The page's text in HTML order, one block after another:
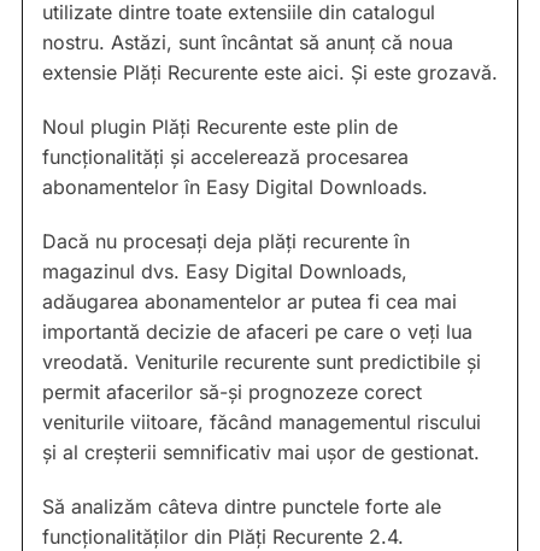
utilizate dintre toate extensiile din catalogul
nostru. Astăzi, sunt încântat să anunț că noua
extensie Plăți Recurente este aici. Și este grozavă.
Noul plugin Plăți Recurente este plin de
funcționalități și accelerează procesarea
abonamentelor în Easy Digital Downloads.
Dacă nu procesați deja plăți recurente în
magazinul dvs. Easy Digital Downloads,
adăugarea abonamentelor ar putea fi cea mai
importantă decizie de afaceri pe care o veți lua
vreodată. Veniturile recurente sunt predictibile și
permit afacerilor să-și prognozeze corect
veniturile viitoare, făcând managementul riscului
și al creșterii semnificativ mai ușor de gestionat.
Să analizăm câteva dintre punctele forte ale
funcționalităților din Plăți Recurente 2.4.